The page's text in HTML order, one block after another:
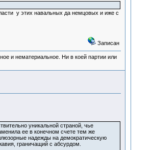
у этих навальных да немцовых и иже с
Записан
и нематериальное. Ни в коей партии или
уникальной страной, чье
ее в конечном счете тем же
надежды на демократическую
граничащий с абсурдом.